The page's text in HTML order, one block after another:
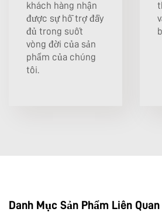
khách hàng nhận
được sự hỗ trợ đầy
đủ trong suốt
vòng đời của sản
phẩm của chúng
tôi.
Danh Mục Sản Phẩm Liên Quan